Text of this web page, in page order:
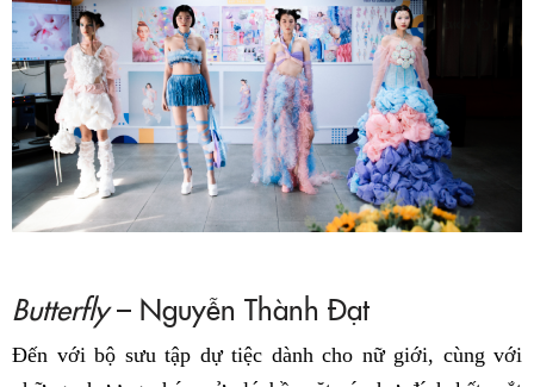
Butterfly– Nguyễn Thành Đạt
Đến với bộ sưu tập dự tiệc dành cho nữ giới, cùng với